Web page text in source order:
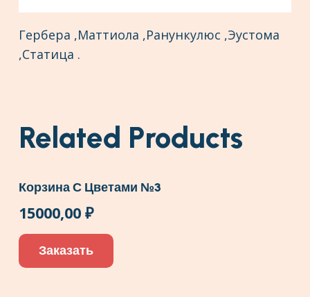
Гербера ,Маттиола ,Ранункулюс ,Эустома
,Статица .
Related Products
Корзина С Цветами №3
15000,00 ₽
Заказать